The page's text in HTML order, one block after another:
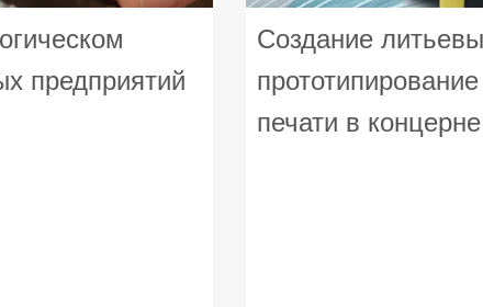
предприятий
Создание
печати в